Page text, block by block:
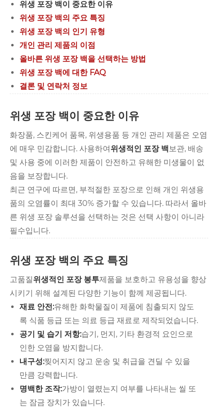
위생 포장 백이 중요한 이유
위생 포장 백의 주요 특징
위생 포장 백의 인기 유형
개인 관리 제품의 이점
올바른 위생 포장 백을 선택하는 방법
위생 포장 백에 대한 FAQ
결론 및 연락처 정보
위생 포장 백이 중요한 이유
화장품, 스킨케어 품목, 위생용품 등 개인 관리 제품은 오염
에 매우 민감합니다. 사용하여 위생적인 포장 백보관, 배송
및 사용 중에 이러한 제품이 안전하고 유해한 미생물이 없
음을 보장합니다.
최근 연구에 따르면, 부적절한 포장으로 인해 개인 위생용
품의 오염률이 최대 30% 증가할 수 있습니다. 따라서 올바
른 위생 포장 솔루션을 선택하는 것은 선택 사항이 아니라
필수입니다.
위생 포장 백의 주요 특징
고품질위생적인 포장 봉투제품을 보호하고 유용성을 향상
시키기 위해 설계된 다양한 기능이 함께 제공됩니다.
재료 안전:유해한 화학물질이 제품에 침출되지 않도
록 식품 등급 또는 의료 등급 재료로 제작되었습니다.
공기 및 습기 저항:습기, 먼지, 기타 환경적 요인으로
인한 오염을 방지합니다.
내구성:찢어지지 않고 운송 및 취급을 견딜 수 있을
만큼 강력합니다.
명백한 조작:가방이 열렸는지 여부를 나타내는 씰 또
는 잠금 장치가 있습니다.